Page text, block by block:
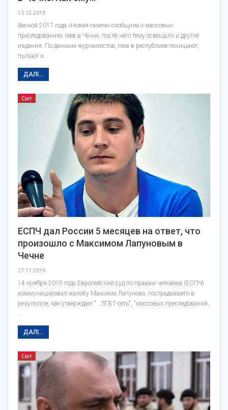
15.12.2019
Весной 2017 года «Новая газета» сообщила о массовых
преследованиях геев в Чечне, после чего тему освещали и другие
издания. По данным журналистов, геев в республике похищают,
пытают и…
ДАЛІ...
Світ
ЕСПЧ дал России 5 месяцев на ответ, что
произошло с Максимом Лапуновым в
Чечне
27.11.2019
14 ноября 2019 года Европейский суд по правам человека (ЕСПЧ)
коммуницировал жалобу Максима Лапунова, пострадавшего в
результате, как утверждает "...ЛГБТ-сеть", "массовых преследований,
ДАЛІ...
Світ